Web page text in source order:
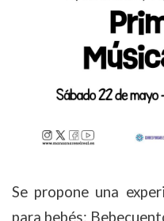
Se propone una
para bebés: